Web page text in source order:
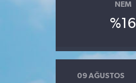
NEM
%16
09 AĞUSTOS